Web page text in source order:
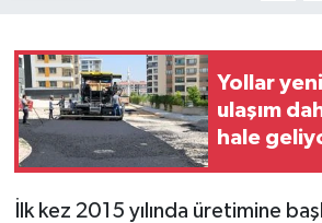
Yollar
ulaşım
hale
İlk kez 2015 yılında üretimine